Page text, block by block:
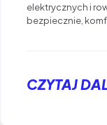
elektrycznych i
bezpiecznie,
CZYTAJ